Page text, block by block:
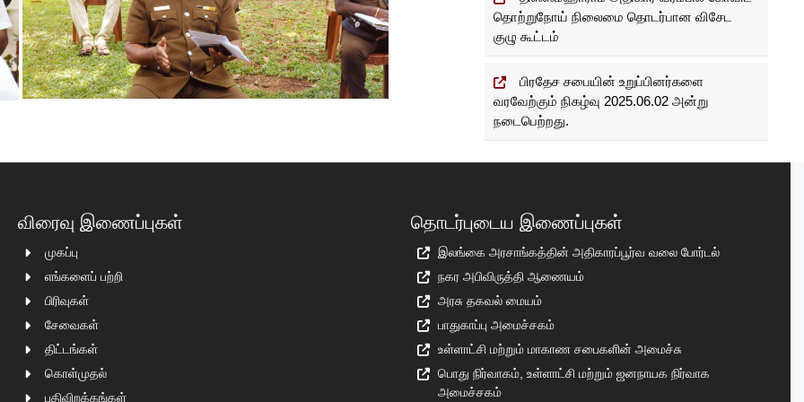
தொற்றுநோய் நிலைமை தொடர்பான விசேட
குழு கூட்டம்
பிரதேச சபையின் உறுப்பினர்களை
வரவேற்கும் நிகழ்வு 2025.06.02 அன்று
நடைபெற்றது.
விரைவு இணைப்புகள்
முகப்பு
எங்களைப் பற்றி
பிரிவுகள்
சேவைகள்
திட்டங்கள்
கொள்முதல்
பதிவிறக்கங்கள்
தொடர்புடைய இணைப்புகள்
இலங்கை அரசாங்கத்தின் அதிகாரப்பூர்வ வலை போர்டல்
நகர அபிவிருத்தி ஆணையம்
அரசு தகவல் மையம்
பாதுகாப்பு அமைச்சகம்
உள்ளாட்சி மற்றும் மாகாண சபைகளின் அமைச்சு
பொது நிர்வாகம், உள்ளாட்சி மற்றும் ஜனநாயக நிர்வாக
அமைச்சகம்